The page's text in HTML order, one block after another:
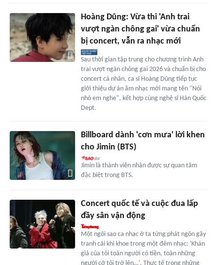
Hoàng Dũng: Vừa thi 'Anh trai
vượt ngàn chông gai' vừa chuẩn
bị concert, vẫn ra nhạc mới
Sau thời gian tập trung cho chương trình Anh
trai vượt ngàn chông gai 2026 và chuẩn bị cho
concert cá nhân, ca sĩ Hoàng Dũng tiếp tục
giới thiệu dự án âm nhạc mới mang tên "Nói
nhỏ em nghe", kết hợp cùng nghệ sĩ Hàn Quốc
Dept.
Billboard dành 'cơn mưa' lời khen
cho Jimin (BTS)
Jimin là thành viên nhận được sự quan tâm
đặc biệt trong BTS.
Concert quốc tế và cuộc đua lấp
đầy sân vận động
Một ngôi sao ca nhạc ở ta từng phát ngôn gây
tranh cãi khi khoe trong một đêm nhạc: 'Khán
giả của tôi toàn người có tiền, toàn những
người cỡ tôi trở lên…'. Thực tế trong những